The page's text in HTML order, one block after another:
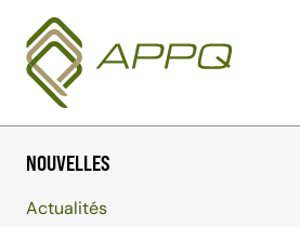
Aller
contenu
NOUVELLES
Actualités